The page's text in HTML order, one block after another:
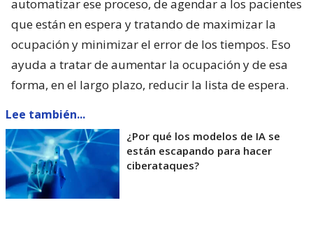
automatizar ese proceso, de agendar a los pacientes
que están en espera y tratando de maximizar la
ocupación y minimizar el error de los tiempos. Eso
ayuda a tratar de aumentar la ocupación y de esa
forma, en el largo plazo, reducir la lista de espera.
Lee también...
¿Por qué los modelos de IA se
están escapando para hacer
ciberataques?